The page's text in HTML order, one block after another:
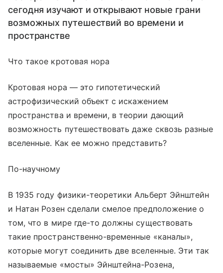
сегодня изучают и открывают новые грани
возможных путешествий во времени и
пространстве
Что такое кротовая нора
Кротовая нора — это гипотетический
астрофизический объект с искажением
пространства и времени, в теории дающий
возможность путешествовать даже сквозь разные
вселенные. Как ее можно представить?
По-научному
В 1935 году физики-теоретики Альберт Эйнштейн
и Натан Розен сделали смелое предположение о
том, что в мире где-то должны существовать
такие пространственно-временные «каналы»,
которые могут соединить две вселенные. Эти так
называемые «мосты» Эйнштейна-Розена,